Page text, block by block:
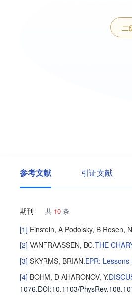
二
参考文献 引证文献
期刊 共 10 条
[1] Einstein, A Podolsky, B Rosen, N
[2] VANFRAASSEN, BC.THE
[3] SKYRMS, BRIAN.EPR:
[4] BOHM, D AHARONOV, Y.
1076.DOI:10.1103/